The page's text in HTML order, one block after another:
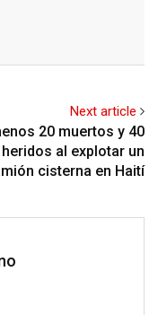
Next article
20 muertos y 40
heridos al explotar un
cisterna en Haití